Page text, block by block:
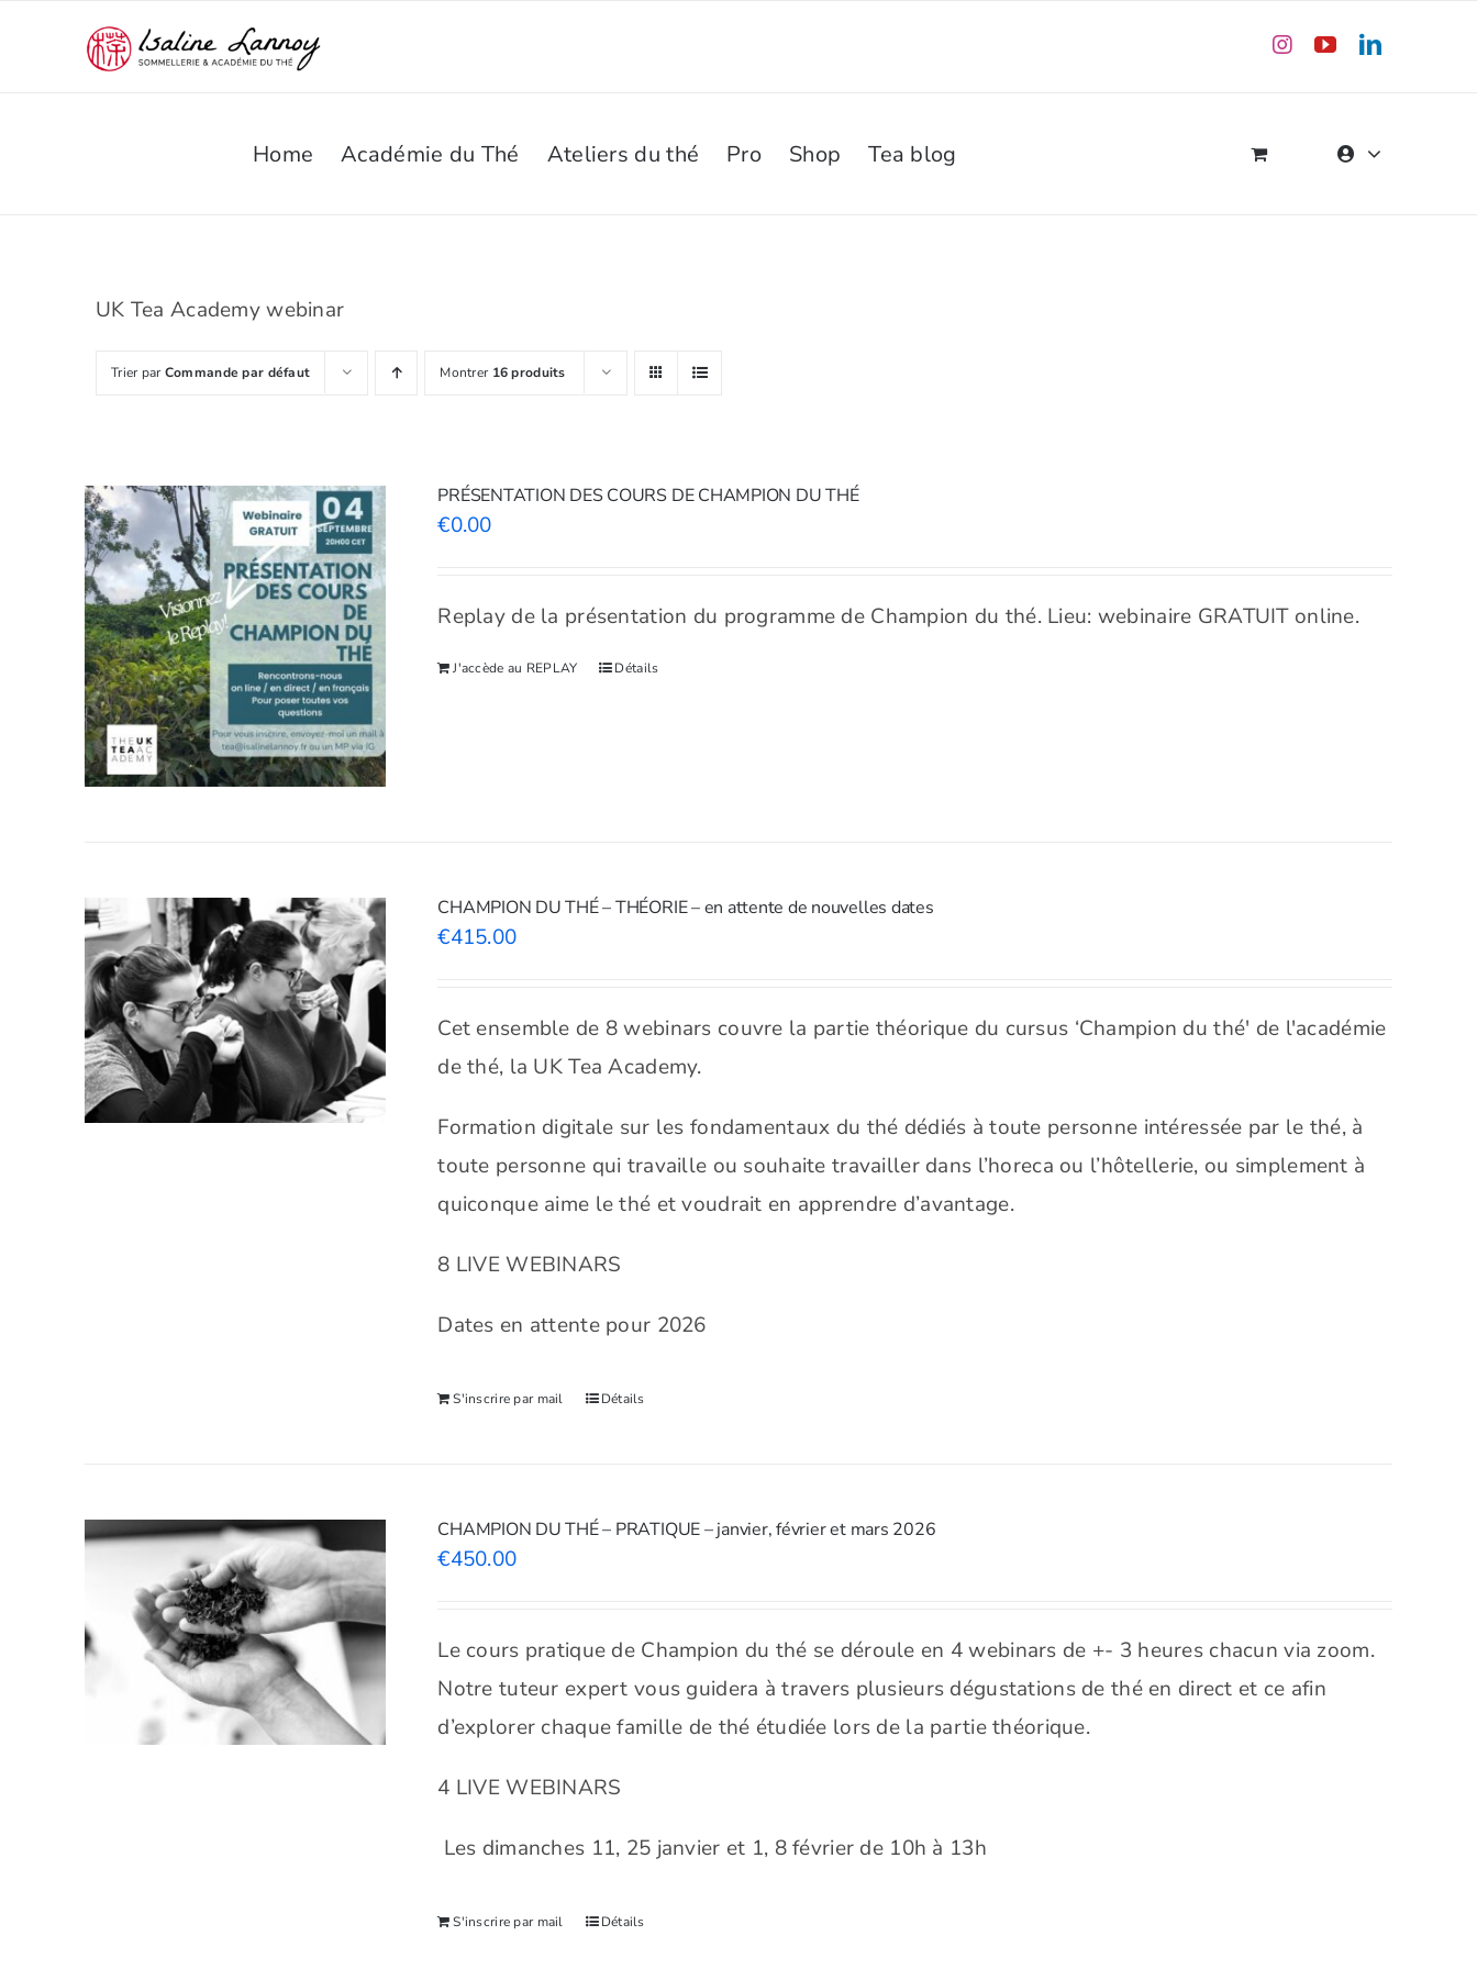
Home Académie du Thé Ateliers du thé Pro Shop Tea blog
UK Tea Academy webinar
Trier parCommande par défaut Montrer 16 produits
PRÉSENTATION DES COURS DE CHAMPION DU THÉ
€0.00
Replay de la présentation du programme de Champion du thé. Lieu: webinaire GRATUIT online.
J'accède au REPLAY Détails
CHAMPION DU THÉ – THÉORIE – en attente de nouvelles dates
€415.00
Cet ensemble de 8 webinars couvre la partie théorique du cursus ‘Champion du thé' de l'académie
de thé, la UK Tea Academy.
Formation digitale sur les fondamentaux du thé dédiés à toute personne intéressée par le thé, à
toute personne qui travaille ou souhaite travailler dans l’horeca ou l’hôtellerie, ou simplement à
quiconque aime le thé et voudrait en apprendre d’avantage.
8 LIVE WEBINARS
Dates en attente pour 2026
S'inscrire par mail Détails
CHAMPION DU THÉ – PRATIQUE – janvier, février et mars 2026
€450.00
Le cours pratique de Champion du thé se déroule en 4 webinars de +- 3 heures chacun via zoom.
Notre tuteur expert vous guidera à travers plusieurs dégustations de thé en direct et ce afin
d’explorer chaque famille de thé étudiée lors de la partie théorique.
4 LIVE WEBINARS
Les dimanches 11, 25 janvier et 1, 8 février de 10h à 13h
S'inscrire par mail Détails